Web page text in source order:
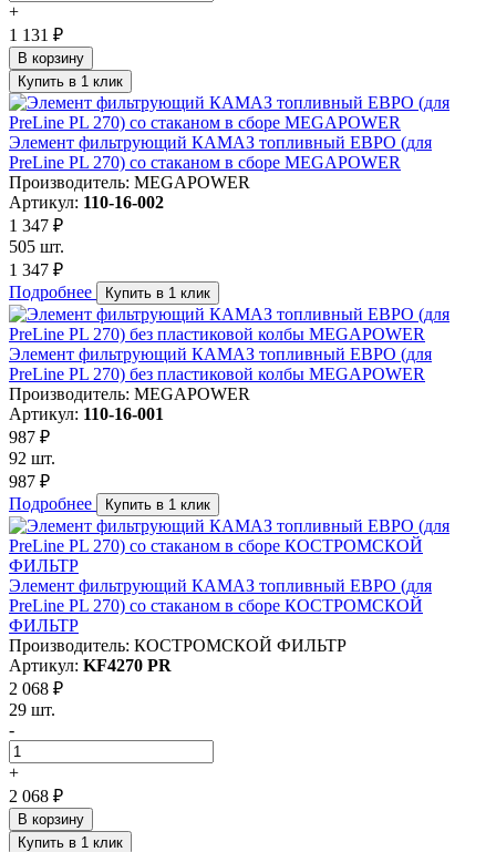
+
1 131 ₽
В корзину
Купить в 1 клик
Элемент фильтрующий КАМАЗ топливный ЕВРО (для
PreLine PL 270) со стаканом в сборе MEGAPOWER
Производитель: MEGAPOWER
Артикул: 110-16-002
1 347 ₽
505 шт.
1 347 ₽
Подробнее
Купить в 1 клик
Элемент фильтрующий КАМАЗ топливный ЕВРО (для
PreLine PL 270) без пластиковой колбы MEGAPOWER
Производитель: MEGAPOWER
Артикул: 110-16-001
987 ₽
92 шт.
987 ₽
Подробнее
Купить в 1 клик
Элемент фильтрующий КАМАЗ топливный ЕВРО (для
PreLine PL 270) со стаканом в сборе КОСТРОМСКОЙ
ФИЛЬТР
Производитель: КОСТРОМСКОЙ ФИЛЬТР
Артикул: KF4270 PR
2 068 ₽
29 шт.
-
+
2 068 ₽
В корзину
Купить в 1 клик